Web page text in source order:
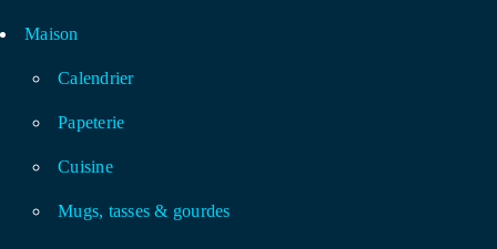
Maison
Calendrier
Papeterie
Cuisine
Mugs, tasses & gourdes